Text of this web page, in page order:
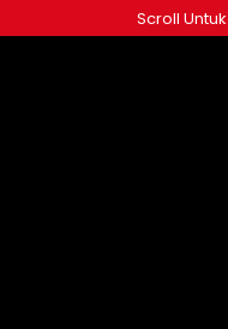
to
Scroll